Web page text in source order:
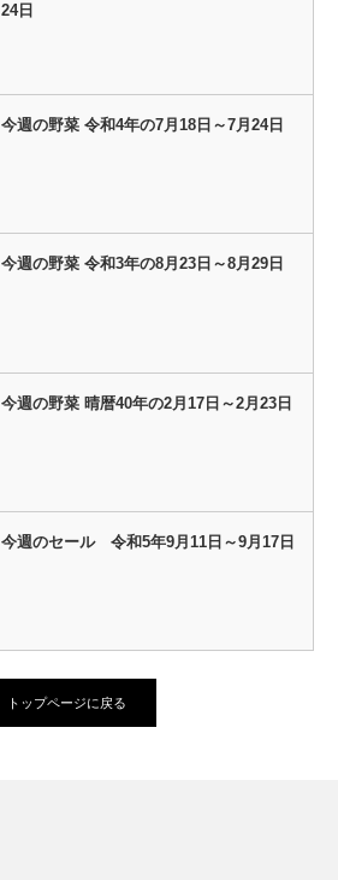
24日
今週の野菜 令和4年の7月18日～7月24日
今週の野菜 令和3年の8月23日～8月29日
今週の野菜 晴暦40年の2月17日～2月23日
今週のセール 令和5年9月11日～9月17日
トップページに戻る